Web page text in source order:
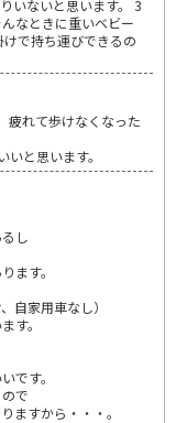
いないと思います。 3
なときに重いベビー
で持ち運びできるの
疲れて歩けなくなった
と思います。
し
ます。
自家用車なし）
す。
です。
で
ますから・・・。